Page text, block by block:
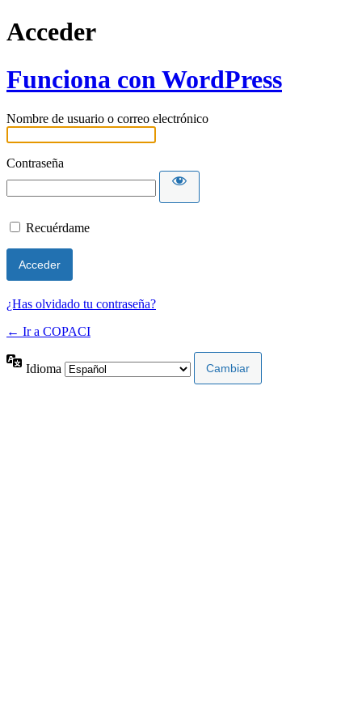
Acceder
Funciona con WordPress
Nombre de usuario o correo electrónico
Contraseña
Recuérdame
¿Has olvidado tu contraseña?
← Ir a COPACI
Idioma